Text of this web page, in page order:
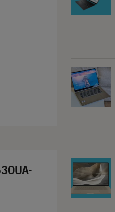
"Détail des sous